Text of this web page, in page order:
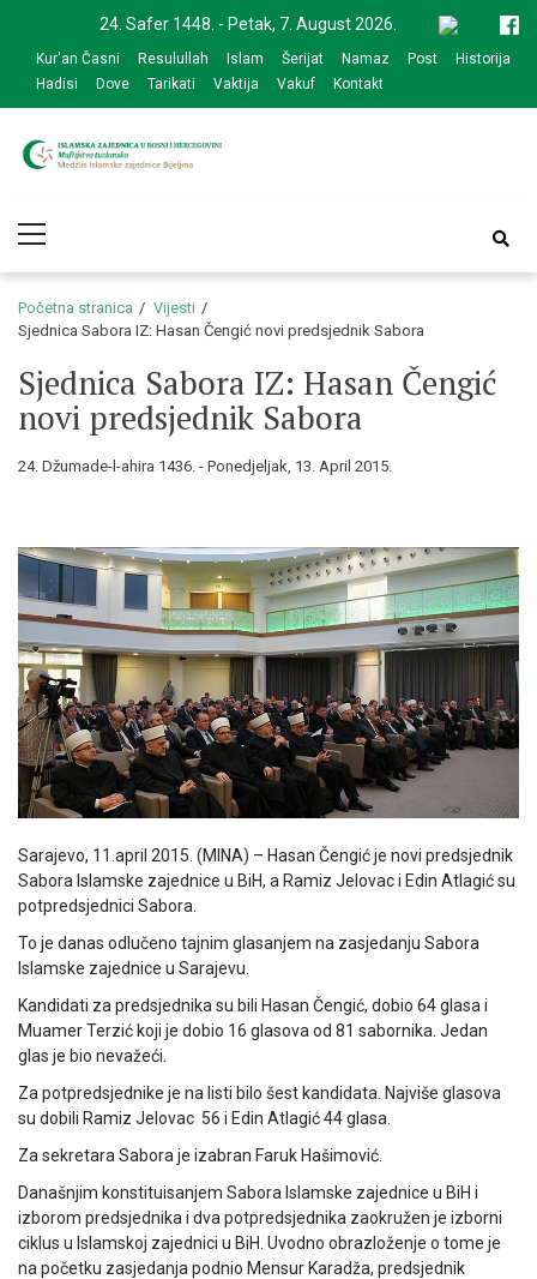
navigation
content
24. Safer 1448. - Petak, 7. August 2026.
Kur'an Časni Resulullah Islam Šerijat Namaz Post
Historija
Hadisi
Dove Tarikati Vaktija Vakuf Kontakt
zajednice Bijeljina
Menu
Početna stranica
Vijesti
Sjednica Sabora IZ: Hasan Čengić novi predsjednik Sabora
Sjednica Sabora IZ: Hasan Čengić
novi predsjednik Sabora
24. Džumade-l-ahira 1436. - Ponedjeljak, 13. April 2015.
Sarajevo, 11.april 2015. (MINA) – Hasan Čengić je novi predsjednik
Sabora Islamske zajednice u BiH, a Ramiz Jelovac i Edin Atlagić su
potpredsjednici Sabora.
To je danas odlučeno tajnim glasanjem na zasjedanju Sabora
Islamske zajednice u Sarajevu.
Kandidati za predsjednika su bili Hasan Čengić, dobio 64 glasa i
Muamer Terzić koji je dobio 16 glasova od 81 sabornika. Jedan
glas je bio nevažeći.
Za potpredsjednike je na listi bilo šest kandidata. Najviše glasova
su dobili Ramiz Jelovac 56 i Edin Atlagić 44 glasa.
Za sekretara Sabora je izabran Faruk Hašimović.
Današnjim konstituisanjem Sabora Islamske zajednice u BiH i
izborom predsjednika i dva potpredsjednika zaokružen je izborni
ciklus u Islamskoj zajednici u BiH. Uvodno obrazloženje o tome je
na početku zasjedanja podnio Mensur Karadža, predsjednik